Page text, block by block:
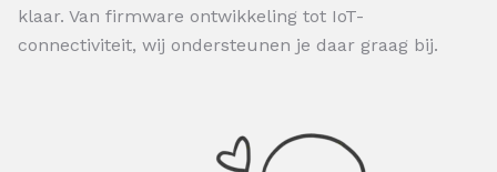
klaar. Van firmware ontwikkeling tot IoT-
connectiviteit, wij ondersteunen je daar graag bij.